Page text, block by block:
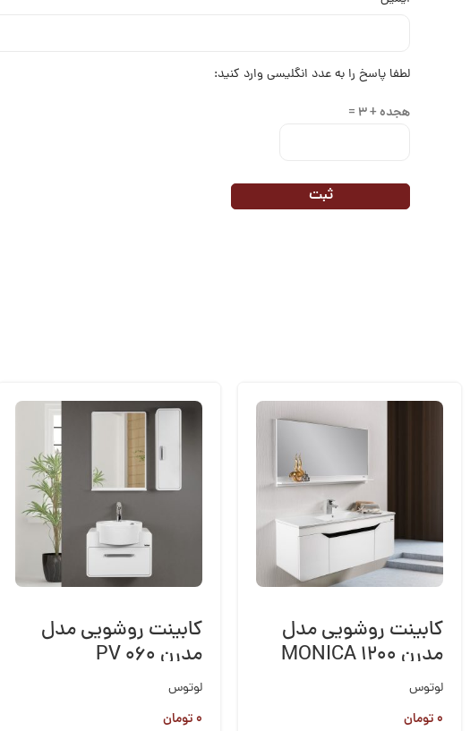
لطفا پاسخ را به عدد انگلیسی وارد کنید:
هجده + 3 =
کابینت روشویی مدل
مدرن MONICA 1200
لوتوس
۰تومان
کابینت روشویی مدل
مدرن PV 060
لوتوس
۰تومان